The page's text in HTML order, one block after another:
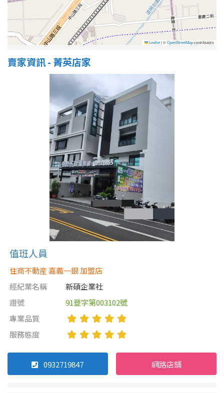
2房 3房
4房 5房以上
5 年以下
5-10 年 10-20 年
20-30 年 30-40 年
40 年以上
Leaflet|©OpenStreetMapcontributors
賣家資訊 - 菁英店家
值班人員
住商不動産 嘉義一銀 加盟店
經紀業名稱
新碩企業社
證號
91登字第003102號
專業品質
服務態度
0932719847 網路店鋪